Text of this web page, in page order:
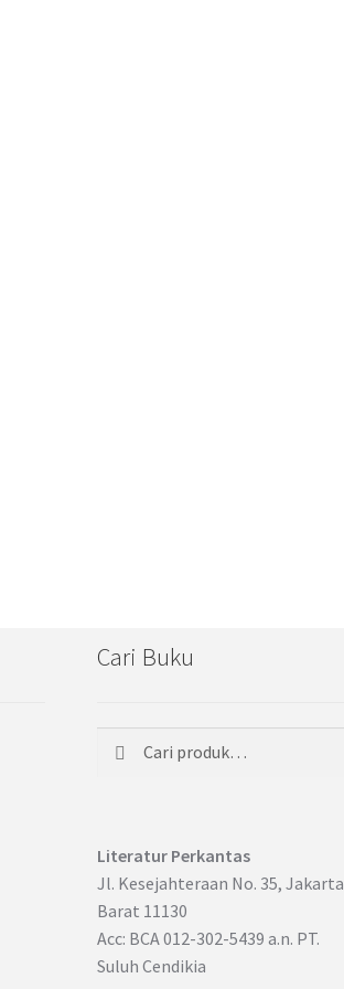
Cari Buku
Pencarian
Literatur Perkantas
Jl. Kesejahteraan No. 35, Jakarta
Barat 11130
Acc: BCA 012-302-5439 a.n. PT.
Suluh Cendikia